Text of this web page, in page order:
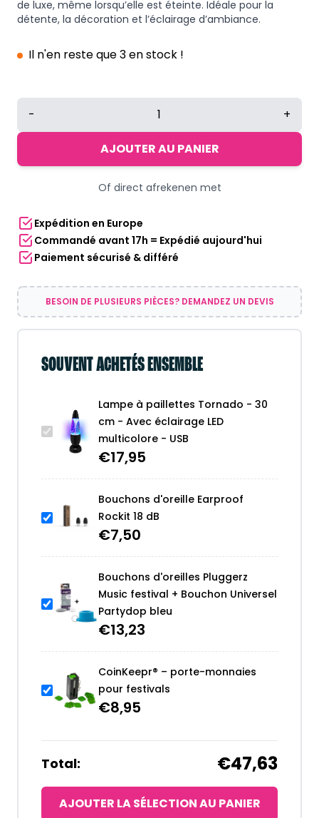
de luxe, même lorsqu’elle est éteinte. Idéale pour la
détente, la décoration et l’éclairage d’ambiance.
Il n'en reste que 3 en stock !
quantité
Lampe
30
cm
-
éclairage
LED
multicolore
- +
AJOUTER AU PANIER
Of direct afrekenen met
Expédition en Europe
Commandé avant 17h = Expédié aujourd'hui
Paiement sécurisé & différé
BESOIN DE PLUSIEURS PIÈCES? DEMANDEZ UN DEVIS
SOUVENT ACHETÉS ENSEMBLE
Lampe à paillettes Tornado - 30
cm - Avec éclairage LED
multicolore - USB
€17,95
Bouchons d'oreille Earproof
Rockit 18 dB
€7,50
Bouchons d'oreilles Pluggerz
Music festival + Bouchon Universel
Partydop bleu
€13,23
CoinKeepr® – porte-monnaies
pour festivals
€8,95
Total: €47,63
AJOUTER LA SÉLECTION AU PANIER